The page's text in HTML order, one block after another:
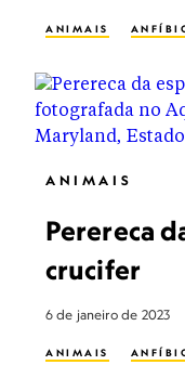
ANIMAIS
ANIMAIS
Perereca
crucifer
6 de janeiro de 2023
ANIMAIS